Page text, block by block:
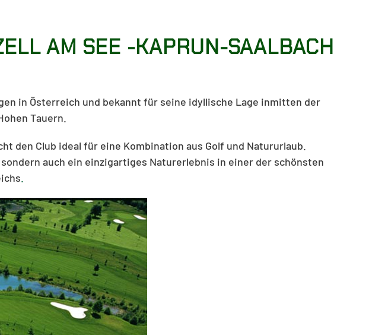
AM SEE -KAPRUN-SAALBACH
in Österreich und bekannt für seine idyllische Lage inmitten der
Tauern.
den Club ideal für eine Kombination aus Golf und Natururlaub.
auch ein einzigartiges Naturerlebnis in einer der schönsten
.